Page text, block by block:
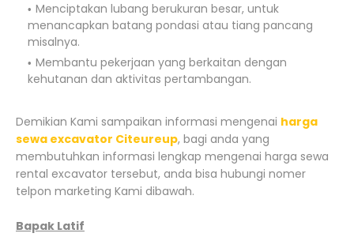
Menciptakan lubang berukuran besar, untuk
menancapkan batang pondasi atau tiang pancang
misalnya.
Membantu pekerjaan yang berkaitan dengan
kehutanan dan aktivitas pertambangan.
Demikian Kami sampaikan informasi mengenai harga
sewa excavator Citeureup, bagi anda yang
membutuhkan informasi lengkap mengenai harga sewa
rental excavator tersebut, anda bisa hubungi nomer
telpon marketing Kami dibawah.
Bapak Latif